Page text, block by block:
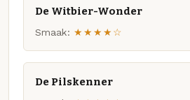
De Witbier-Wonder
Smaak: ★★★★☆
De Pilskenner